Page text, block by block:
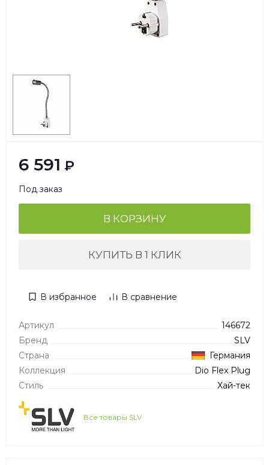
6 591 ₽
Под заказ
В КОРЗИНУ
КУПИТЬ В 1 КЛИК
В избранное В сравнение
Артикул
146672
Бренд
SLV
Страна
Германия
Коллекция
Dio Flex Plug
Стиль
Хай-тек
Все товары SLV